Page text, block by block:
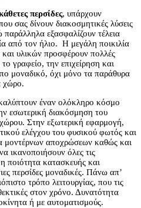
περσίδες, υπάρχουν
σας δίνουν διακοσμητικές λύσεις
εξασφαλίζουν τέλεια
από τον ήλιο. Η μεγάλη ποικιλία
υλικών προσφέρουν πολλές
γραφείο, την επιχείρηση και
μοναδικό, όχι μόνο τα παράθυρα
χώρο.
έναν ολόκληρο κόσμο
εσωτερική διακόσμηση του
Στην εξωτερική εφαρμογή,
ελέγχου του φυσικού φωτός και
μοντέρνων αποχρώσεων καθώς και
ικανοποιήσουν όλες τις
ποιότητα κατασκευής και
περσίδες μοναδικές. Πάνω απ’
τρόπο λειτουργίας, που τις
στον χρόνο. Δυνατότητα
ή με αυτοματισμούς.